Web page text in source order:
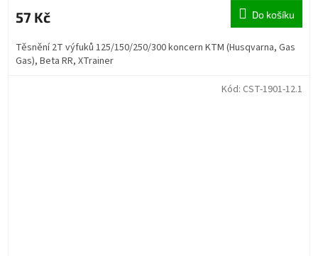
57 Kč Do košíku
Těsnění 2T výfuků 125/150/250/300 koncern KTM (Husqvarna, Gas
Gas), Beta RR, XTrainer
Kód: CST-1901-12.1